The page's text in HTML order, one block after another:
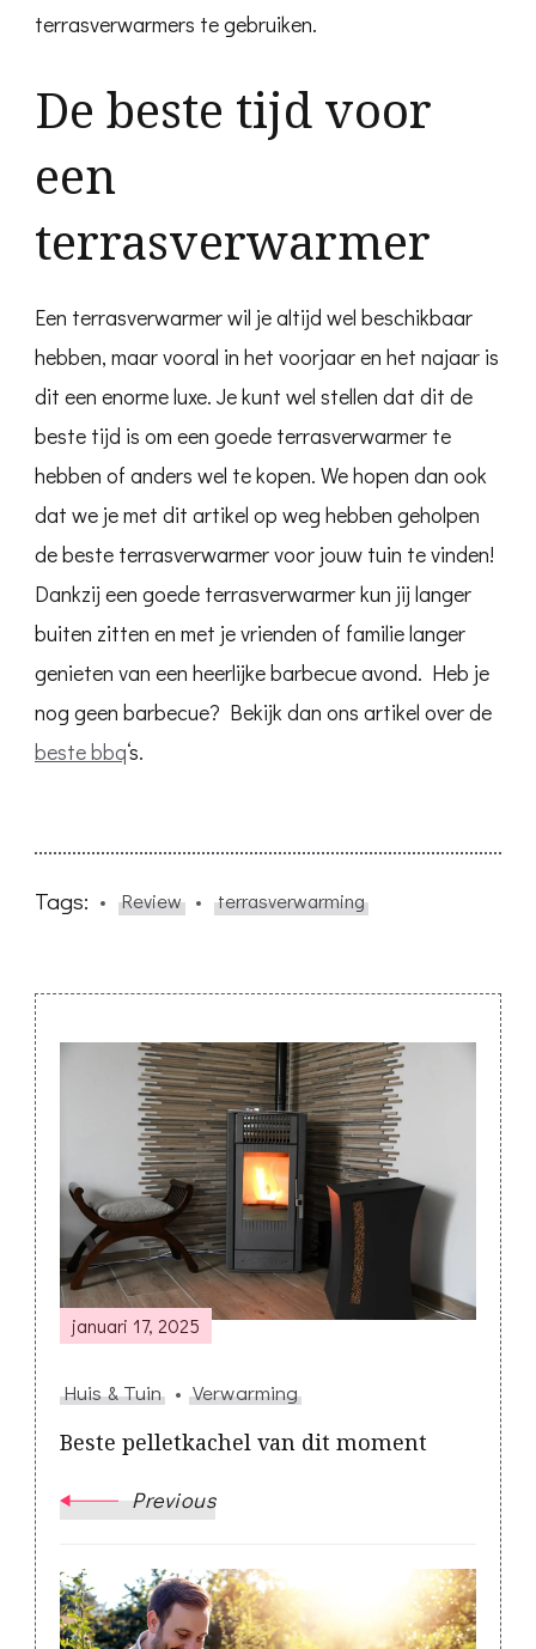
terrasverwarmers te gebruiken.
De beste tijd voor
een
terrasverwarmer
Een terrasverwarmer wil je altijd wel beschikbaar
hebben, maar vooral in het voorjaar en het najaar is
dit een enorme luxe. Je kunt wel stellen dat dit de
beste tijd is om een goede terrasverwarmer te
hebben of anders wel te kopen. We hopen dan ook
dat we je met dit artikel op weg hebben geholpen
de beste terrasverwarmer voor jouw tuin te vinden!
Dankzij een goede terrasverwarmer kun jij langer
buiten zitten en met je vrienden of familie langer
genieten van een heerlijke barbecue avond. Heb je
nog geen barbecue? Bekijk dan ons artikel over de
beste bbq‘s.
Tags: Review terrasverwarming
Post
Navigation
januari 17, 2025
Huis & Tuin Verwarming
Beste pelletkachel van dit moment
Previous